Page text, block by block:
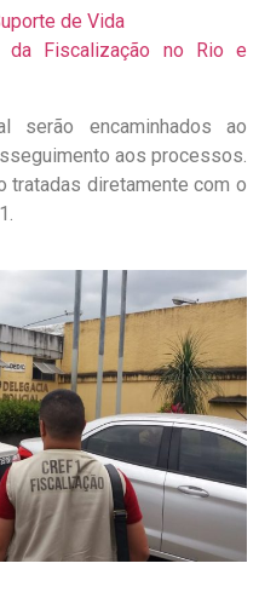
de Vida
da Fiscalização no Rio e
serão encaminhados ao
aos processos.
tratadas diretamente com o